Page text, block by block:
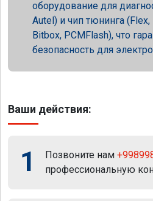
оборудование для
Autel) и чип тюнинга (Flex,
Bitbox, PCMFlash), что
безопасность для
Ваши действия:
1 Позвоните нам
профессиональную